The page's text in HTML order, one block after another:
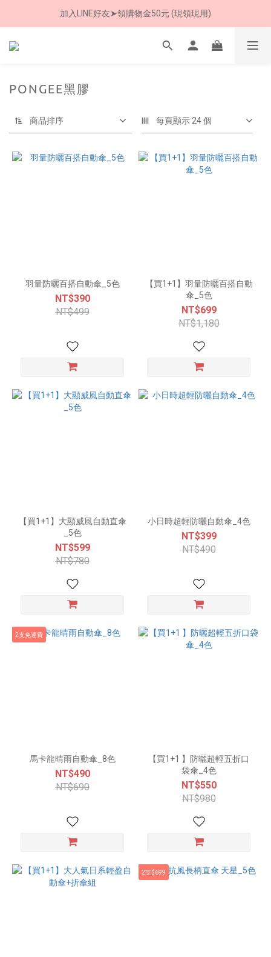
8/8 父親節限定 超商取貨免運費
加入LINE好友➤領購物金50元 (現領現用)
7/30-8/24 全館買就送 雨傘收納袋(乙個)
PONGEE黑膠
商品排序 每頁顯示 24 個
羽量防曬百搭自動傘_5色
NT$390
NT$499
【買1+1】羽量防曬百搭自動
傘_5色
NT$699
NT$1,180
【買1+1】大顯威風自動直傘
_5色
NT$599
NT$780
小日時超輕防曬自動傘_4色
NT$399
NT$490
2支免運費
馬卡龍晴雨自動傘_8色
NT$490
NT$690
【買1+1 】防曬超輕五折口
袋傘_4色
NT$550
NT$980
2支$699